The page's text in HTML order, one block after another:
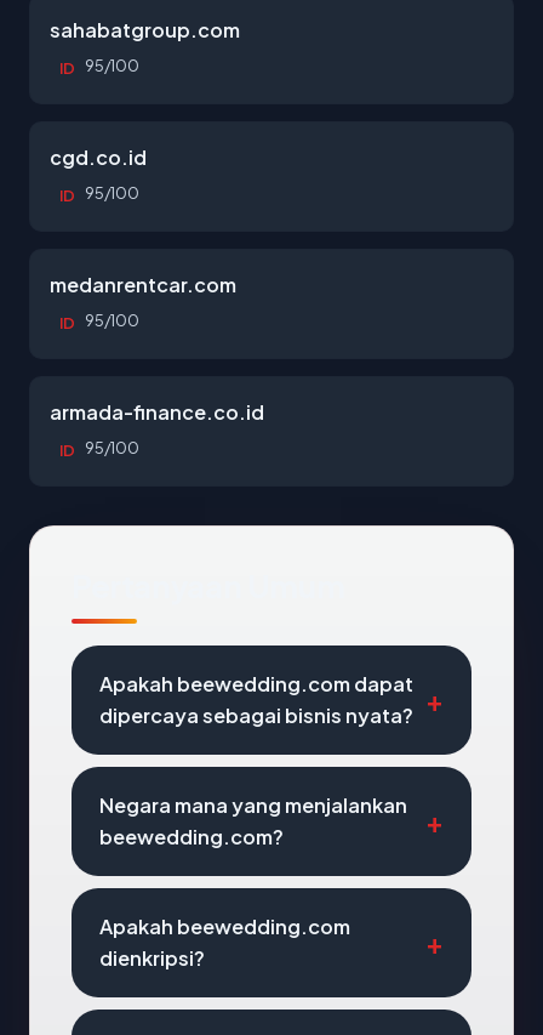
sahabatgroup.com
ID 95/100
cgd.co.id
ID 95/100
medanrentcar.com
ID 95/100
armada-finance.co.id
ID 95/100
Apakah beewedding.com dapat
dipercaya sebagai bisnis nyata?
Negara mana yang menjalankan
beewedding.com?
Apakah beewedding.com
dienkripsi?